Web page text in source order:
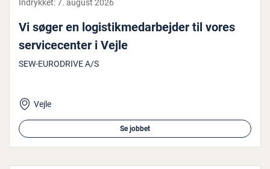
Indrykket:7. august 2026
Vi søger en lo­gi­stik­me­d­ar­bej­der til vores
ser­vi­ce­cen­ter i Vejle
SEW-EURODRIVE A/S
Vejle
Se jobbet